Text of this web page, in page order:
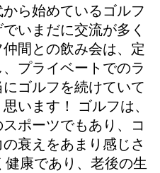
ら始めているゴルフ
いまだに交流が多く
間との飲み会は、定
プライベートでのラ
ゴルフを続けていて
います！ ゴルフは、
ポーツでもあり、コ
衰えをあまり感じさ
康であり、老後の生